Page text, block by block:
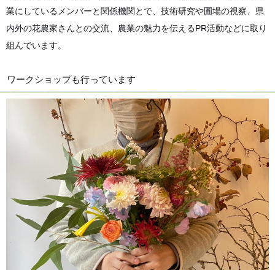
業にしているメンバーと関係機関とで、技術研究や圃場の視察、県
内外の花農家さんとの交流、農業の魅力を伝えるPR活動などに取り
組んでいます。
ワークショップも行っています